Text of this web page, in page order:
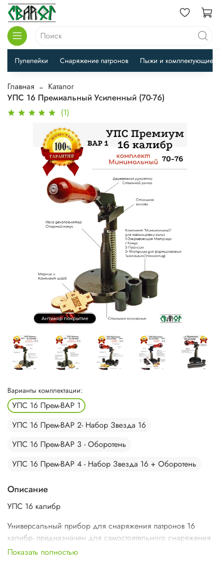
Пулелейки Снаряжение патронов Пыжи и комплектующие
Главная Каталог
УПС 16 Премиальный Усиленный (70-76)
(1)
Варианты комплектации:
УПС 16 Прем-ВАР 1
УПС 16 Прем-ВАР 2- Набор Звезда 16
УПС 16 Прем-ВАР 3 - Оборотень
УПС 16 Прем-ВАР 4 - Набор Звезда 16 + Оборотень
Описание
УПС 16 калибр
Универсальный прибор для снаряжения патронов 16
калибр- предназначен для самостоятельного снаряжения
патронов 16 калибра в 70 и 76 гильзу.
Показать полностью